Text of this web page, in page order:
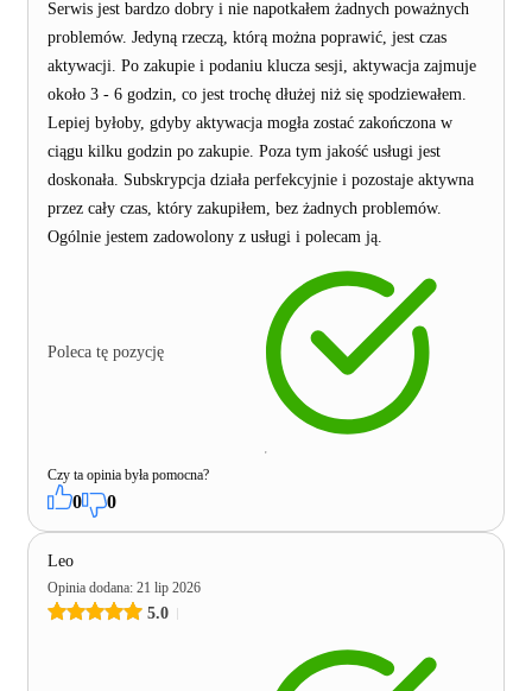
Serwis jest bardzo dobry i nie napotkałem żadnych poważnych
problemów. Jedyną rzeczą, którą można poprawić, jest czas
aktywacji. Po zakupie i podaniu klucza sesji, aktywacja zajmuje
około 3 - 6 godzin, co jest trochę dłużej niż się spodziewałem.
Lepiej byłoby, gdyby aktywacja mogła zostać zakończona w
ciągu kilku godzin po zakupie. Poza tym jakość usługi jest
doskonała. Subskrypcja działa perfekcyjnie i pozostaje aktywna
przez cały czas, który zakupiłem, bez żadnych problemów.
Ogólnie jestem zadowolony z usługi i polecam ją.
Poleca tę pozycję
Czy ta opinia była pomocna?
0 0
Leo
Opinia dodana: 21 lip 2026
5.0